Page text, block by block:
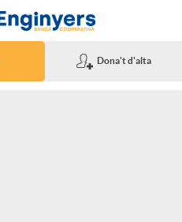
Dona't d'alta